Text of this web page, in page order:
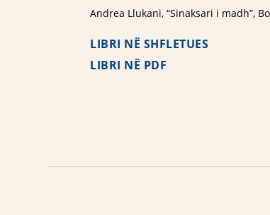
Andrea Llukani, “Sinaksari i madh”,
LIBRI NË SHFLETUES
LIBRI NË PDF